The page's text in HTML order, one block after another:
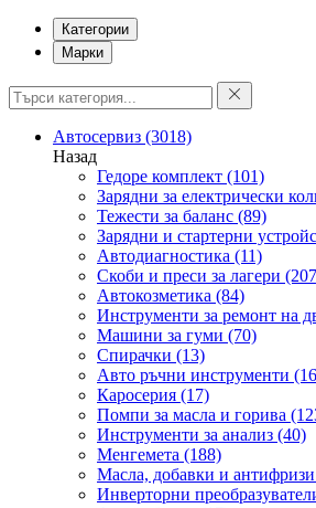
Категории
Марки
Автосервиз (3018)
Назад
Гедоре комплект (101)
Зарядни за електрически
Тежести за баланс (89)
Зарядни и стартерни
Автодиагностика (11)
Скоби и преси за лагери
Автокозметика (84)
Инструменти за ремонт на
Машини за гуми (70)
Спирачки (13)
Авто ръчни инструменти
Каросерия (17)
Помпи за масла и горива
Инструменти за анализ (40)
Менгемета (188)
Масла, добавки и антифризи
Инверторни